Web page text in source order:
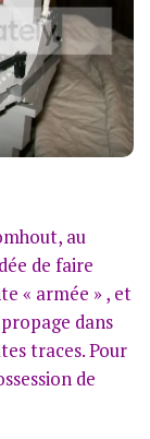
au
de faire
« armée » , et
dans
traces. Pour
de